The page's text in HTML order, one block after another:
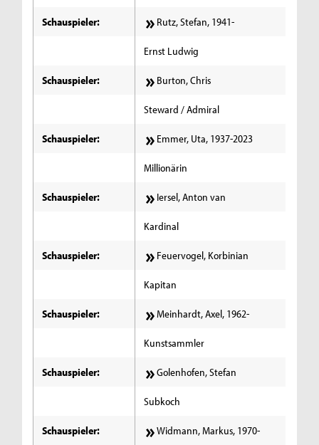
Schauspieler: Rutz, Stefan, 1941-
Ernst Ludwig
Schauspieler: Burton, Chris
Steward / Admiral
Schauspieler: Emmer, Uta, 1937-2023
Millionärin
Schauspieler: Iersel, Anton van
Kardinal
Schauspieler: Feuervogel, Korbinian
Kapitan
Schauspieler: Meinhardt, Axel, 1962-
Kunstsammler
Schauspieler: Golenhofen, Stefan
Subkoch
Schauspieler: Widmann, Markus, 1970-